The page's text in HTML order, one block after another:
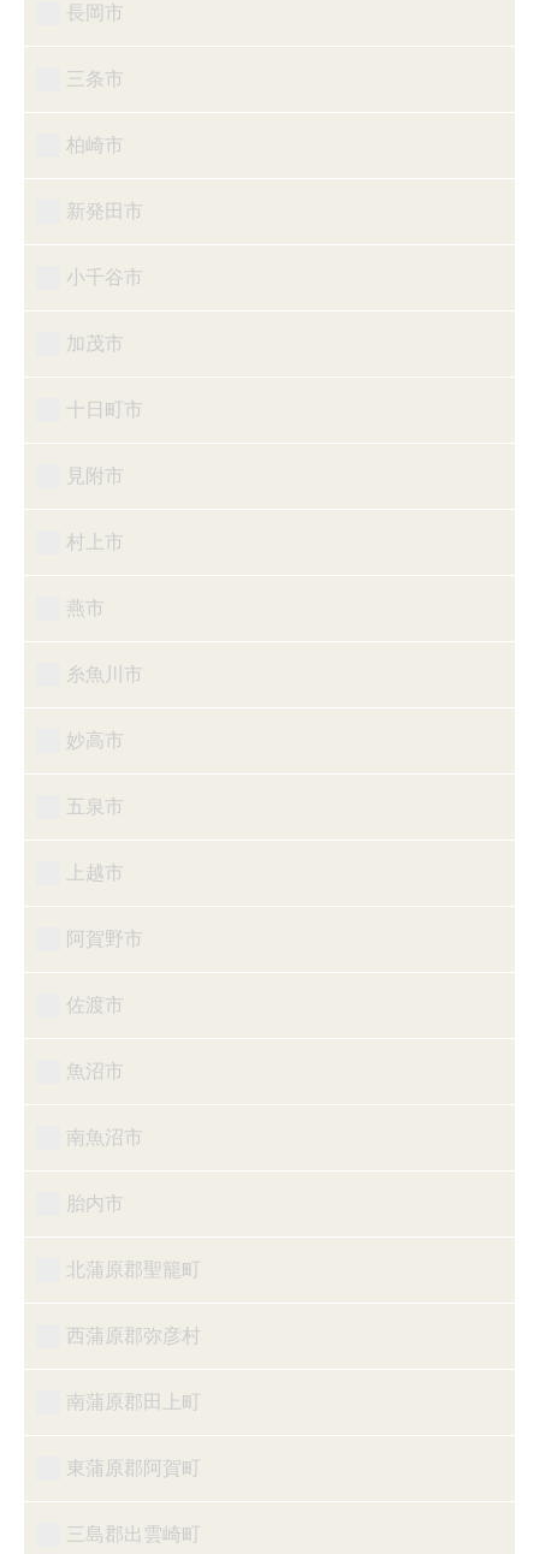
長岡市
三条市
柏崎市
新発田市
小千谷市
加茂市
十日町市
見附市
村上市
燕市
糸魚川市
妙高市
五泉市
上越市
阿賀野市
佐渡市
魚沼市
南魚沼市
胎内市
北蒲原郡聖籠町
西蒲原郡弥彦村
南蒲原郡田上町
東蒲原郡阿賀町
三島郡出雲崎町